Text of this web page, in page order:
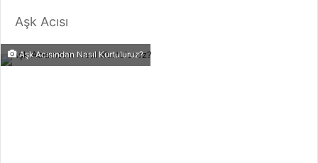
Aşk Acısı
Aşk Acısından Nasıl Kurtuluruz?